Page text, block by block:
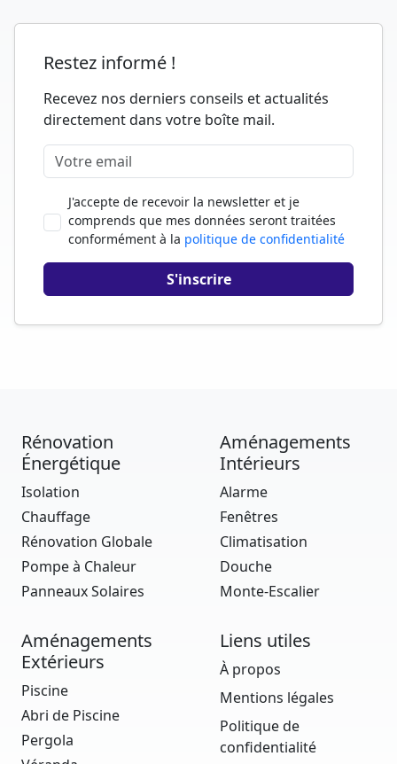
Restez informé !
Recevez nos derniers conseils et actualités
directement dans votre boîte mail.
J'accepte de recevoir la newsletter et je
comprends que mes données seront traitées
conformément à la politique de confidentialité
Rénovation
Énergétique
Isolation
Chauffage
Rénovation Globale
Pompe à Chaleur
Panneaux Solaires
Aménagements
Intérieurs
Alarme
Fenêtres
Climatisation
Douche
Monte-Escalier
Aménagements
Extérieurs
Piscine
Abri de Piscine
Pergola
Liens utiles
À propos
Mentions légales
Politique de
confidentialité